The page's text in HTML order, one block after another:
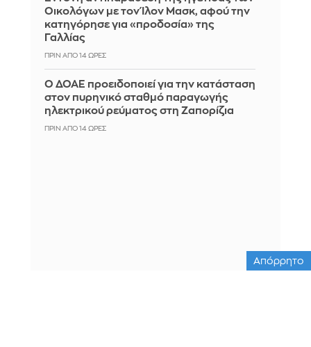
Οικολόγων με τον Ίλον Μασκ, αφού την
κατηγόρησε για «προδοσία» της
Γαλλίας
ΠΡΙΝ ΑΠΌ 14 ΏΡΕΣ
Ο ΔΟΑΕ προειδοποιεί για την κατάσταση
στον πυρηνικό σταθμό παραγωγής
ηλεκτρικού ρεύματος στη Ζαπορίζια
ΠΡΙΝ ΑΠΌ 14 ΏΡΕΣ
Απόρρητο